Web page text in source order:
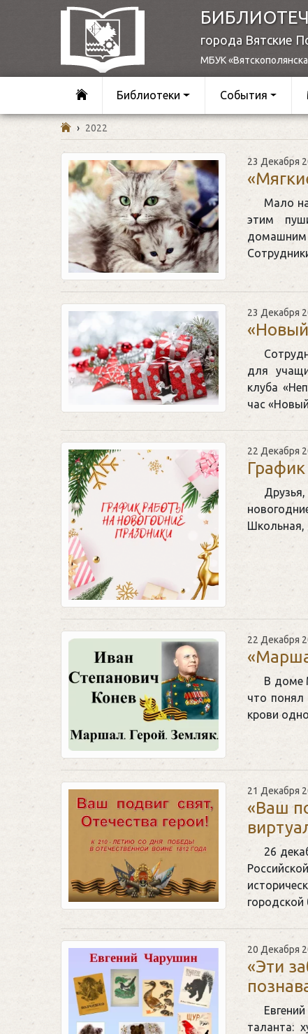
города Вятские
МБУК
Библиотеки События
› 2022
23 Декабря
Мало
этим
23 Декабря
для
клуба
час
22 Декабря
Школьная,
22 Декабря
В доме
что
крови
21 Декабря
«Ваш
26
20 Декабря
«Эти
таланта: